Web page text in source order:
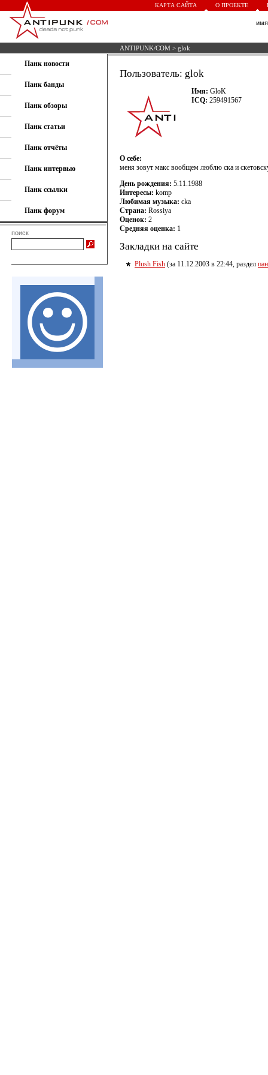
КАРТА САЙТА О ПРОЕКТЕ
ANTIPUNK/COM > glok
Панк новости
Панк банды
Панк обзоры
Панк статьи
Панк отчёты
Панк интервью
Панк ссылки
Панк форум
поиск
Пользователь: glok
Имя: GloK
ICQ: 259491567
О себе:
меня зовут макс вообщем люблю ска и
День рождения: 5.11.1988
Интересы: komp
Любимая музыка: cka
Страна: Rossiya
Оценок: 2
Средняя оценка: 1
Закладки на сайте
Plush Fish (за 11.12.2003 в 22:44, раздел